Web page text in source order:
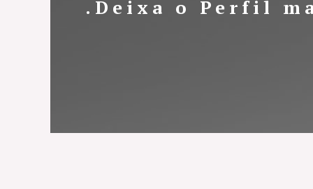
.Deixa o Perfil